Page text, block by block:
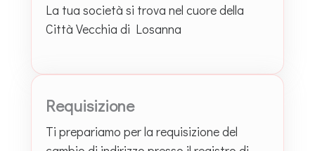
La tua società si trova nel cuore della
Città Vecchia di Losanna
Requisizione
Ti prepariamo per la requisizione del